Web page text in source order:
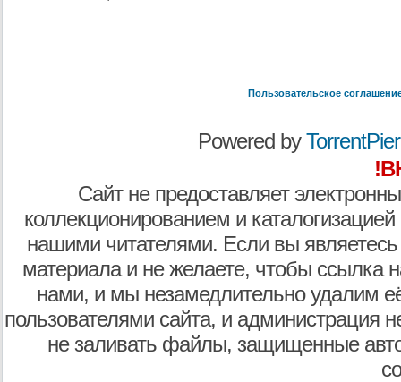
Пользовательское
Powered by
Сайт не предоставляет
коллекционированием и
нашими читателями. Если вы являетесь
материала и не желаете, чтобы ссылка
нами, и мы незамедлительно удалим
пользователями сайта, и администрация
не заливать файлы, защищенные